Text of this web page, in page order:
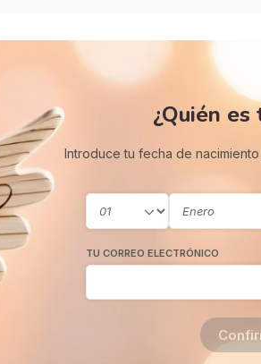
¿Quién es
Introduce tu fecha de
TU CORREO ELECTRÓNICO